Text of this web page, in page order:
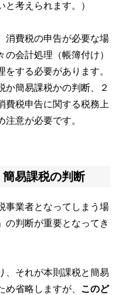
考えられます。）
消費税の申告が必要な場
会計処理（帳簿付け）
する必要があります。
か簡易課税かの判断、２
費税申告に関する税務上
意が必要です。
簡易課税の判断
事業者となってしまう場
の判断が重要となってき
、それが本則課税と簡易
省略しますが、 このど